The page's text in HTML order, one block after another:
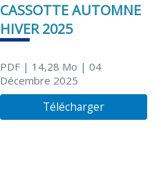
CASSOTTE AUTOMNE
HIVER 2025
PDF| 14,28 Mo | 04
Décembre 2025
Télécharger